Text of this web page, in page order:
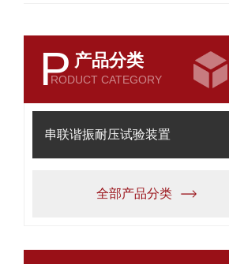
P 产品分类
RODUCT CATEGORY
串联谐振耐压试验装置
全部产品分类